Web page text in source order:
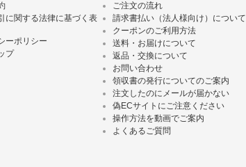
に関する法律に基づく表
ーポリシー
プ
ご注文の流れ
請求書払い（法人様向け）について
クーポンのご利用方法
送料・お届けについて
返品・交換について
お問い合わせ
領収書の発行についてのご案内
注文したのにメールが届かない
偽ECサイトにご注意ください
操作方法を動画でご案内
よくあるご質問